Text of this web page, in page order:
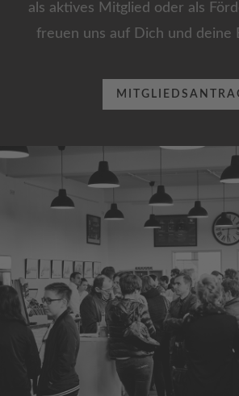
als aktives Mitglied oder als
freuen uns auf Dich und deine